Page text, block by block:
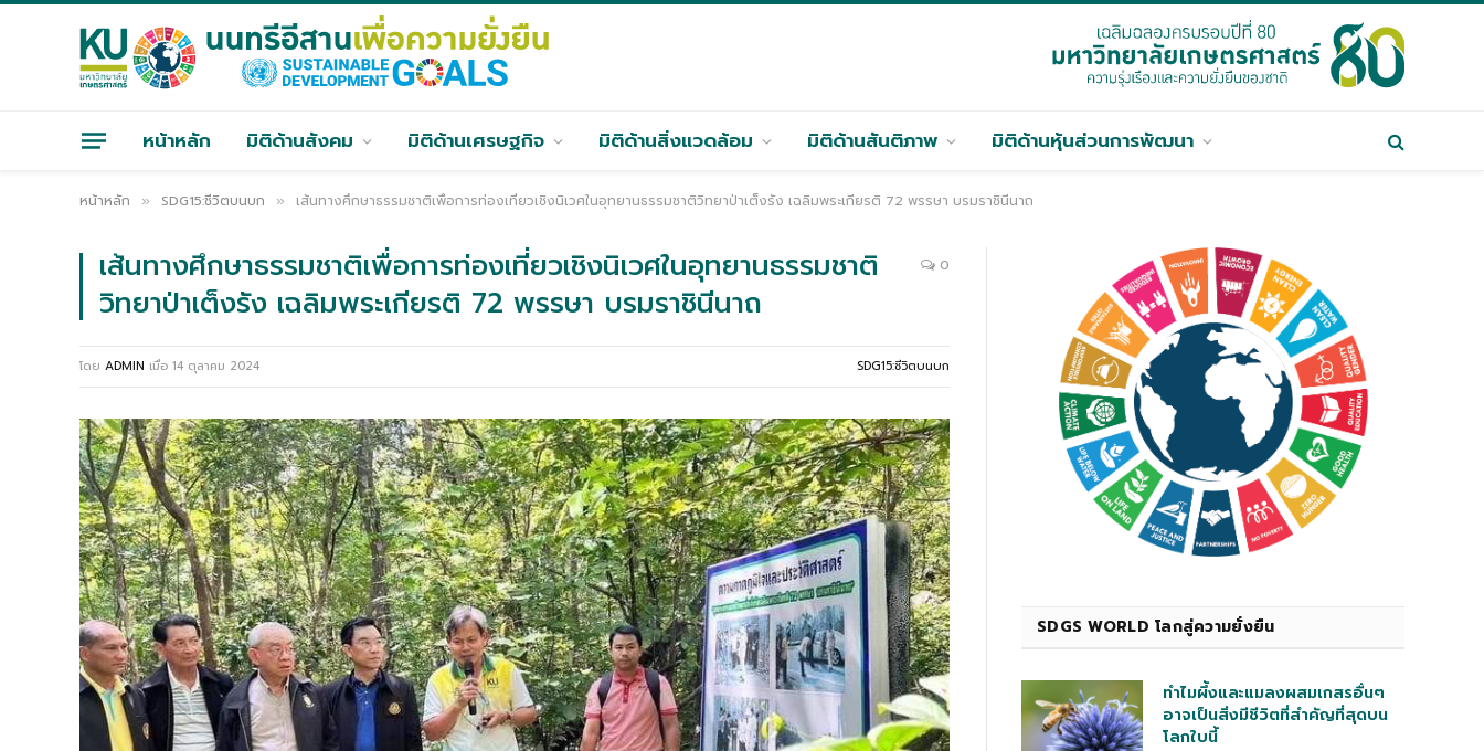
หน้าหลัก มิติด้านสังคม มิติด้านเศรษฐกิจ มิติด้านสิ่งแวดล้อม มิติด้านสันติภาพ มิติด้านหุ้นส่วนการพัฒนา
หน้าหลัก » SDG15:ชีวิตบนบก » เส้นทางศึกษาธรรมชาติเพื่อการท่องเที่ยวเชิงนิเวศในอุทยานธรรมชาติวิทยาป่าเต็งรัง เฉลิมพระเกียรติ 72 พรรษา บรมราชินีนาถ
เส้นทางศึกษาธรรมชาติเพื่อการท่องเที่ยวเชิงนิเวศในอุทยานธรรมชาติ
วิทยาป่าเต็งรัง เฉลิมพระเกียรติ 72 พรรษา บรมราชินีนาถ
0
โดย ADMIN เมื่อ 14 ตุลาคม 2024 SDG15:ชีวิตบนบก
SDGS WORLD โลกสู่ความยั่งยืน
ทำไมผึ้งและแมลงผสมเกสรอื่นๆ
อาจเป็นสิ่งมีชีวิตที่สำคัญที่สุดบน
โลกใบนี้